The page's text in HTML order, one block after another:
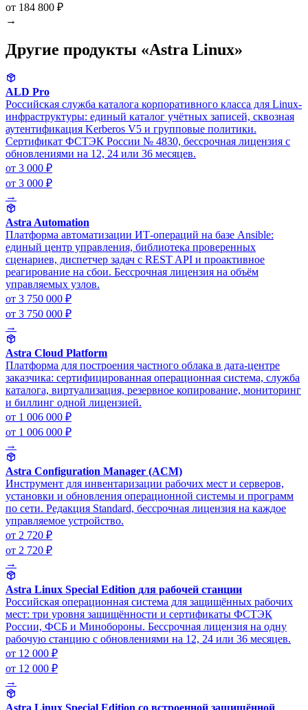
от 184 800 ₽
→
Другие продукты «Astra Linux»
ALD Pro
Российская служба каталога корпоративного класса для Linux-
инфраструктуры: единый каталог учётных записей, сквозная
аутентификация Kerberos V5 и групповые политики.
Сертификат ФСТЭК России № 4830, бессрочная лицензия с
обновлениями на 12, 24 или 36 месяцев.
от 3 000 ₽
от 3 000 ₽
→
Astra Automation
Платформа автоматизации ИТ-операций на базе Ansible:
единый центр управления, библиотека проверенных
сценариев, диспетчер задач с REST API и проактивное
реагирование на сбои. Бессрочная лицензия на объём
управляемых узлов.
от 3 750 000 ₽
от 3 750 000 ₽
→
Astra Cloud Platform
Платформа для построения частного облака в дата-центре
заказчика: сертифицированная операционная система, служба
каталога, виртуализация, резервное копирование, мониторинг
и биллинг одной лицензией.
от 1 006 000 ₽
от 1 006 000 ₽
→
Astra Configuration Manager (ACM)
Инструмент для инвентаризации рабочих мест и серверов,
установки и обновления операционной системы и программ
по сети. Редакция Standard, бессрочная лицензия на каждое
управляемое устройство.
от 2 720 ₽
от 2 720 ₽
→
Astra Linux Special Edition для рабочей станции
Российская операционная система для защищённых рабочих
мест: три уровня защищённости и сертификаты ФСТЭК
России, ФСБ и Минобороны. Бессрочная лицензия на одну
рабочую станцию с обновлениями на 12, 24 или 36 месяцев.
от 12 000 ₽
от 12 000 ₽
→